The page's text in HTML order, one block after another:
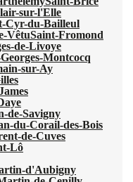
sur-l'Elle
Cyr-du-Bailleul
VêtuSaint-Fromond
de-Livoye
Montcocq
sur-Ay
de-Savigny
du-Corail-des-Bois
de-Cuves
Lô
d'Aubigny